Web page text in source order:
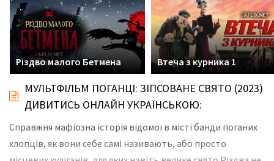
Різдво малого Бетмена Втеча з курника 1
МУЛЬТФІЛЬМ ПОГАНЦІ: ЗІПСОВАНЕ СВЯТО (2023)
ДИВИТИСЬ ОНЛАЙН УКРАЇНСЬКОЮ:
Справжня мафіозна історія відомої в місті банди поганих
хлопців, як вони себе самі називають, або просто